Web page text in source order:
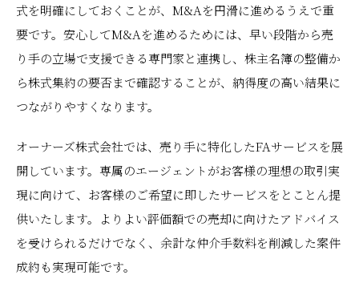
式を明確にしておくことが、M&Aを円滑に進めるうえで重
要です。安心してM&Aを進めるためには、早い段階から売
り手の立場で支援できる専門家と連携し、株主名簿の整備か
ら株式集約の要否まで確認することが、納得度の高い結果に
つながりやすくなります。
オーナーズ株式会社では、売り手に特化したFAサービスを展
開しています。専属のエージェントがお客様の理想の取引実
現に向けて、お客様のご希望に即したサービスをとことん提
供いたします。よりよい評価額での売却に向けたアドバイス
を受けられるだけでなく、余計な仲介手数料を削減した案件
成約も実現可能です。